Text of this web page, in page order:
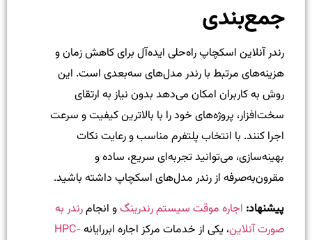
جمع‌بندی
رندر آنلاین اسکچاپ راه‌حلی ایده‌آل برای کاهش زمان و
هزینه‌های مرتبط با رندر مدل‌های سه‌بعدی است. این
روش به کاربران امکان می‌دهد بدون نیاز به ارتقای
سخت‌افزار، پروژه‌های خود را با بالاترین کیفیت و سرعت
اجرا کنند. با انتخاب پلتفرم مناسب و رعایت نکات
بهینه‌سازی، می‌توانید تجربه‌ای سریع، ساده و
مقرون‌به‌صرفه از رندر مدل‌های اسکچاپ داشته باشید.
پیشنهاد: اجاره موقت سیستم رندرینگو انجامرندر به
صورت آنلاین، یکی از خدمات مرکز اجاره ابررایانهHPC-